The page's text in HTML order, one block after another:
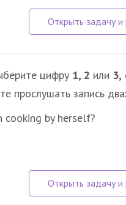
цифру 1, 2 или 3,
прослушать запись
cooking by herself?